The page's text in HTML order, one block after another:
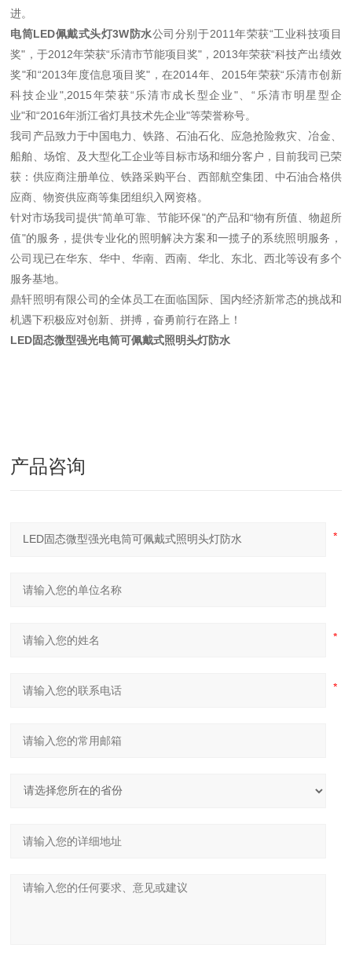
进。
电筒LED佩戴式头灯3W防水公司分别于2011年荣获“工业科技项目
奖"，于2012年荣获“乐清市节能项目奖"，2013年荣获“科技产出绩效
奖"和“2013年度信息项目奖"，在2014年、2015年荣获“乐清市创新
科技企业",2015年荣获“乐清市成长型企业"、“乐清市明星型企
业"和“2016年浙江省灯具技术先企业"等荣誉称号。
我司产品致力于中国电力、铁路、石油石化、应急抢险救灾、冶金、
船舶、场馆、及大型化工企业等目标市场和细分客户，目前我司已荣
获：供应商注册单位、铁路采购平台、西部航空集团、中石油合格供
应商、物资供应商等集团组织入网资格。
针对市场我司提供“简单可靠、节能环保"的产品和“物有所值、物超所
值"的服务，提供专业化的照明解决方案和一揽子的系统照明服务，
公司现已在华东、华中、华南、西南、华北、东北、西北等设有多个
服务基地。
鼎轩照明有限公司的全体员工在面临国际、国内经济新常态的挑战和
机遇下积极应对创新、拼搏，奋勇前行在路上！
LED固态微型强光电筒可佩戴式照明头灯防水
产品咨询